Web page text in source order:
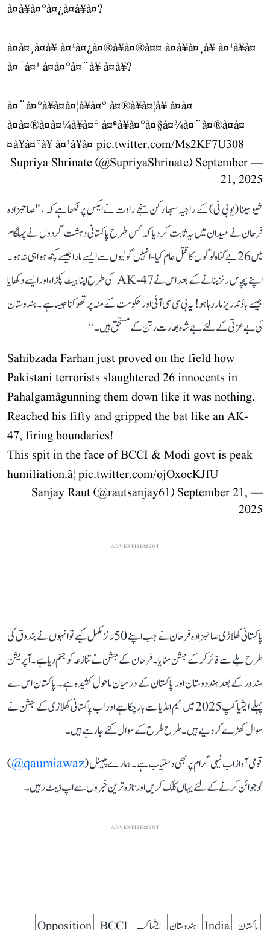
à¤à¥à¤°à¤¿à¤à¥à¤?
à¤à¤¸à¤à¥ à¤¹à¤¿à¤®à¥à¤®à¤¤ à¤à¥à¤¸à¥ à¤¹à¥à¤
à¤¯à¤¹ à¤à¤°à¤¨à¥ à¤à¥?
à¤¨à¤°à¥à¤à¤¦à¥à¤° à¤®à¥à¤¦à¥ à¤à¤
à¤à¤®à¤à¤¼à¥à¤° à¤ªà¥à¤°à¤§à¤¾à¤¨à¤®à¤à¤
¤à¥à¤°à¥ à¤¹à¥à¤ pic.twitter.com/Ms2KF7U308
— Supriya Shrinate (@SupriyaShrinate)
September
21, 2025
شیو سینا (یو بی ٹی) کے راجیہ سبھا رکن سنجے راوت نےایکس پر لکھا ہے کہ ، "صاحبزادہ
فرحان نے میدان میں یہ ثابت کر دیا کہ کس طرح پاکستانی دہشت گردوں نے پہلگام
میں 26 بے گناہ لوگوں کا قتل عام کیا- انہیں گولیوں سے ایسے مارا جیسے کچھ ہوا ہی نہ ہو۔
اپنے پچاس رنز بنانے کے بعد اس نے AK-47 کی طرح اپنا بیٹ پکڑا، اور ایسےدکھایا
جیسے باؤندریز مار رہا ہو! یہ بی سی سی آئی اورحکومت کے منہ پر تھوکنا جیسا ہے ۔ ہندوستان
کی بے عزتی کے لئے جے شاہ بھارت رتن کے مستحق ہیں۔‘‘
Sahibzada Farhan just proved on the field how
Pakistani terrorists slaughtered 26 innocents in
Pahalgamâgunning them down like it was nothing.
Reached his fifty and gripped the bat like an AK-
47, firing boundaries!
This spit in the face of BCCI & Modi govt is peak
humiliation.â¦ pic.twitter.com/ojOxocKJfU
— Sanjay Raut (@rautsanjay61)
September 21,
2025
ADVERTISEMENT
پاکستانی کھلاڑی صاحبزادہ فرحان نے جب اپنے 50 رنز مکمل کیے تو انہوں نے بندوق کی
طرح بلے سے فائر کر کے جشن منایا۔ فرحان کے جشن نے تنازعہ کو جنم دیا ہے۔آپریشن
سندور کے بعد ہنددوستان اور پاکستان کے درمیان ماحول کشیدہ ہے۔ پاکستان اس سے
پہلے ایشیا کپ 2025 میں ٹیم انڈیا سے ہار چکا ہے اور اب پاکستانی کھلاڑی کے جشن نے
سوال کھڑے کر دیے ہیں۔ طرح طرح کے سوال کئے جا رہے ہیں۔
قومی آواز اب ٹیلی گرام پر بھی دستیاب ہے۔ ہمارے چینل (qaumiawaz@
)
کو جوائن کرنے کے لئے یہاں کلک کریں اور تازہ ترین خبروں سے اپ ڈیٹ رہیں۔
ADVERTISEMENT
پاکستان India ہندوستان ایشیا کپ BCCI
Opposition